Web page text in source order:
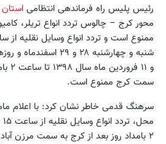
رئیس پلیس راه فرماندهی انتظامی استان
محور کرج – چالوس تردد انواع تریلر،
و
سمت کرج ممنوع است.
سرهنگ قدمی خاطر نشان کرد: با اعلام
۲ بامداد روز بعد از کرج به سمت مرزن آباد به صورت یک طرفه است.